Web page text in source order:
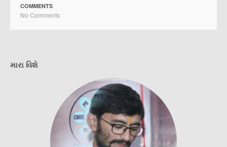
COMMENTS
No Comments
મારા વિશે